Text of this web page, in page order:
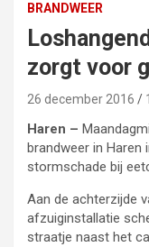
BRANDWEER
zorgt voor
26 december 2016
Haren –
brandweer in Haren
stormschade bij
Aan de achterzijde
afzuiginstallatie
straatje naast het